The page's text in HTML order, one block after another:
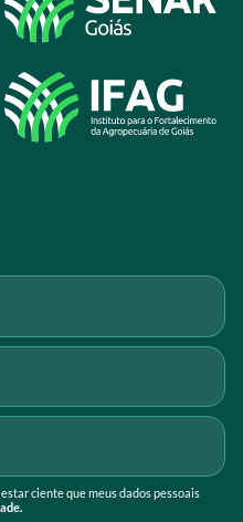
ciente que meus dados pessoais